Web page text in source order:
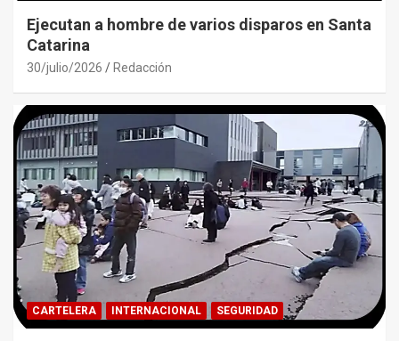
Ejecutan a hombre de varios disparos en Santa
Catarina
30/julio/2026 Redacción
CARTELERA INTERNACIONAL SEGURIDAD